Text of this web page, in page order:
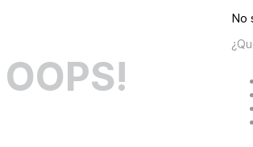
OOPS!
No